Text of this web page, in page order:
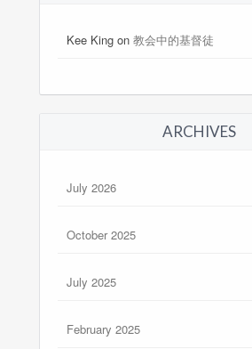
Kee King on 教会中的基督徒
ARCHIVES
July 2026
October 2025
July 2025
February 2025